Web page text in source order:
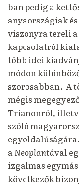
ban pedig a
anyaországiak
viszonyra tereli
kapcsolatról
több idei
módon
szorosabban. A
mégis
Trianonról,
szóló
aNeoplantával
izgalmas
következők